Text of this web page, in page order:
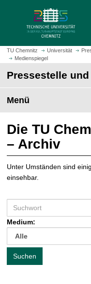
m
H
t
s
i
e
a
u
f
r
u
f
e
TU Chemnitz Universität
Medienspiegel
Pressestelle
Menü
Die TU
– Archiv
Unter Umständen sind
einsehbar.
u
c
e
Medium:
Suchen